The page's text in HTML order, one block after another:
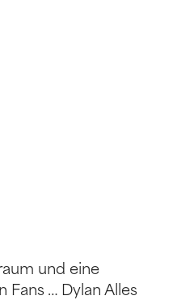
und eine
Fans … Dylan Alles